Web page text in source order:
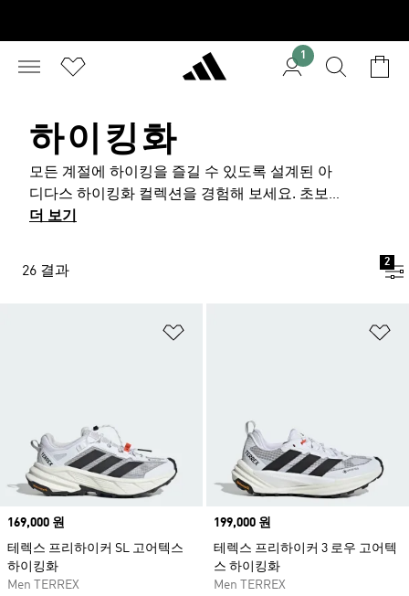
1
하이킹화
모든 계절에 하이킹을 즐길 수 있도록 설계된 아
디다스 하이킹화 컬렉션을 경험해 보세요. 초보자
부터 전문 등반가까지. 다양한 지형에서 믿을 수
적의 그립력과 지지력을 제공하고, 장시간 착용해
니다. 가벼우면서도 내구성이 뛰어난 소재로 제작
모험이든 자신 있게 도전할 수 있도록 도와줍니
다. 신뢰할 수 있는 아디다스의 혁신적인 기술로
제작된 등산화를 신고, 새로운 정상을 향한 여정
을 시작해 보세요.
더 보기
26 결과
2
Price
169,000 원
테렉스 프리하이커 SL 고어텍스
하이킹화
Men TERREX
Price
199,000 원
테렉스 프리하이커 3 로우 고어텍
스 하이킹화
Men TERREX